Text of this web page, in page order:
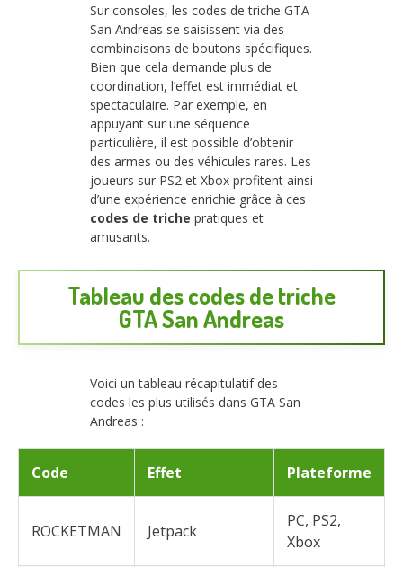
Sur consoles, les codes de triche GTA
San Andreas se saisissent via des
combinaisons de boutons spécifiques.
Bien que cela demande plus de
coordination, l’effet est immédiat et
spectaculaire. Par exemple, en
appuyant sur une séquence
particulière, il est possible d’obtenir
des armes ou des véhicules rares. Les
joueurs sur PS2 et Xbox profitent ainsi
d’une expérience enrichie grâce à ces
codes de triche pratiques et
amusants.
Tableau des codes de triche
GTA San Andreas
Voici un tableau récapitulatif des
codes les plus utilisés dans GTA San
Andreas :
Code Effet Plateforme
ROCKETMAN Jetpack
PC, PS2,
Xbox